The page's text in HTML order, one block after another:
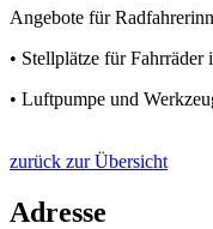
Angebote für
• Stellplätze für
• Luftpumpe und
zurück zur Übersicht
Adresse